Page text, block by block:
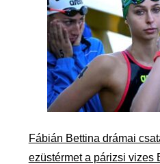
Fábián Bettina drámai
ezüstérmet a párizsi vizes